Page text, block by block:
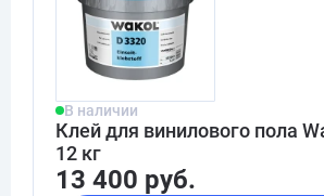
В наличии
Клей для винилового пола
12 кг
13 400 руб.